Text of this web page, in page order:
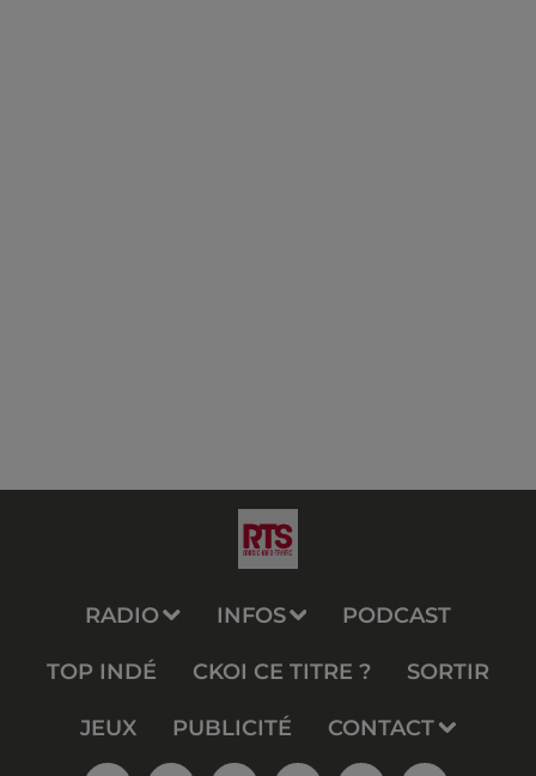
RADIO INFOS PODCAST
TOP INDÉ CKOI CE TITRE ? SORTIR
JEUX PUBLICITÉ CONTACT